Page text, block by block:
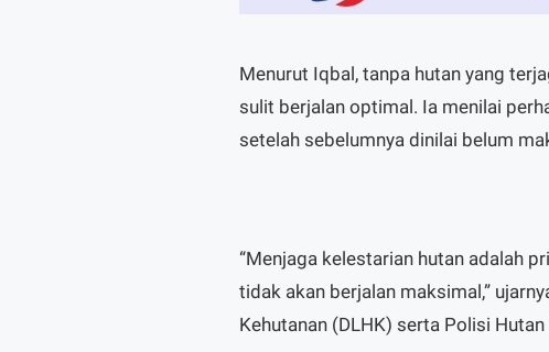
Menurut Iqbal, tanpa hutan yang
sulit berjalan optimal. Ia menilai
setelah sebelumnya dinilai belum
“Menjaga kelestarian hutan adalah
tidak akan berjalan maksimal,”
Kehutanan (DLHK) serta Polisi